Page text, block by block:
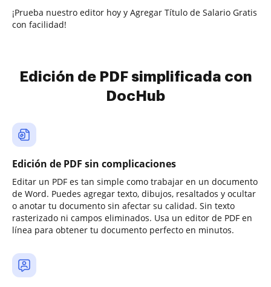
¡Prueba nuestro editor hoy y Agregar Título de Salario Gratis
con facilidad!
Edición de PDF simplificada con
DocHub
Edición de PDF sin complicaciones
Editar un PDF es tan simple como trabajar en un documento
de Word. Puedes agregar texto, dibujos, resaltados y ocultar
o anotar tu documento sin afectar su calidad. Sin texto
rasterizado ni campos eliminados. Usa un editor de PDF en
línea para obtener tu documento perfecto en minutos.